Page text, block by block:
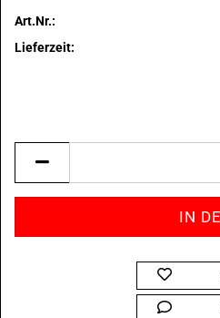
Art.Nr.:
Lieferzeit: